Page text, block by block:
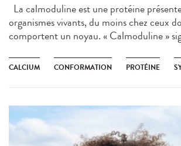
La calmoduline est une protéine
organismes vivants, du moins chez ceux
comportent un noyau. « Calmoduline »
CALCIUM CONFORMATION PROTÉINE